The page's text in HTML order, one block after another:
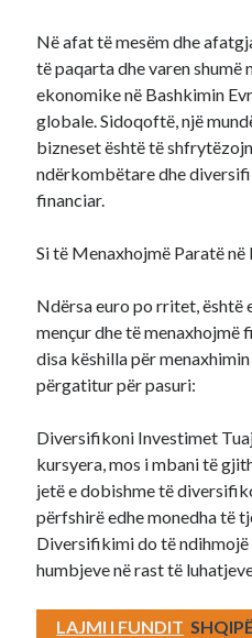
Në afat të mesëm dhe
të paqarta dhe varen
ekonomike në Bashkimin
globale. Sidoqoftë, një
bizneset është të
ndërkombëtare dhe
financiar.
Si të Menaxhojmë Paratë në
Ndërsa euro po rritet, është
mençur dhe të menaxhojmë
disa këshilla për menaxhimin
përgatitur për pasuri:
Diversifikoni Investimet
kursyera, mos i mbani të
jetë e dobishme të
përfshirë edhe monedha të
Diversifikimi do të
humbjeve në rast të
LAJMI I FUNDIT